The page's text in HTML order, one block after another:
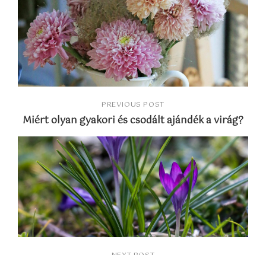
PREVIOUS POST
Miért olyan gyakori és csodált ajándék a virág?